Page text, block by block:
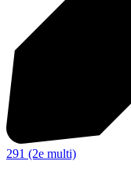
291 (2e multi)